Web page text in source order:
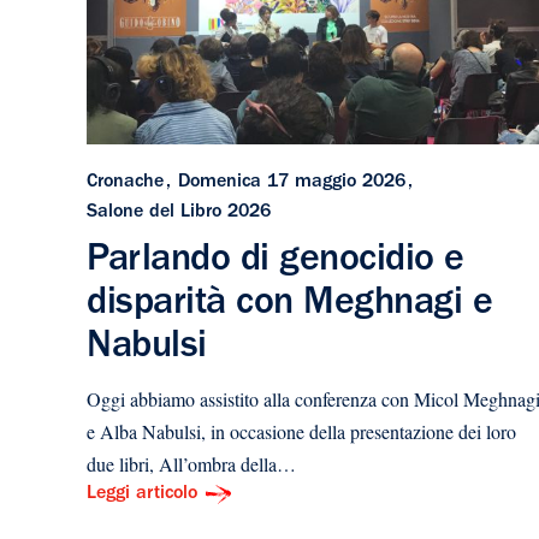
Cronache
Domenica 17 maggio 2026
Salone del Libro 2026
Parlando di genocidio e
disparità con Meghnagi e
Nabulsi
Oggi abbiamo assistito alla conferenza con Micol Meghnagi
e Alba Nabulsi, in occasione della presentazione dei loro
due libri, All’ombra della…
Leggi articolo